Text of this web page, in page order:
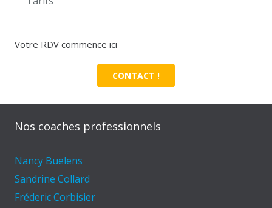
Votre RDV commence ici
CONTACT !
Nos coaches professionnels
Nancy Buelens
Sandrine Collard
Fréderic Corbisier